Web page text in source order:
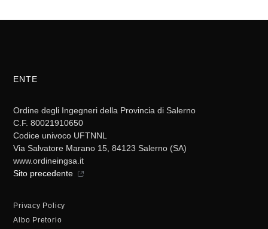
ENTE
Ordine degli Ingegneri della Provincia di Salerno
C.F. 80021910650
Codice univoco UFTNNL
Via Salvatore Marano 15, 84123 Salerno (SA)
www.ordineingsa.it
Sito precedente
Privacy Policy
Albo Pretorio